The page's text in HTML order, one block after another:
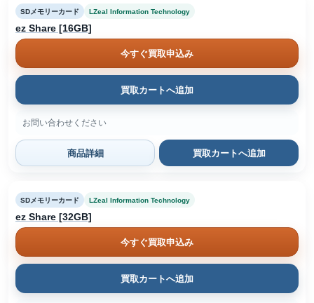
SDメモリーカード LZeal Information Technology
ez Share [16GB]
今すぐ買取申込み
買取カートへ追加
お問い合わせください
商品詳細 買取カートへ追加
SDメモリーカード LZeal Information Technology
ez Share [32GB]
今すぐ買取申込み
買取カートへ追加